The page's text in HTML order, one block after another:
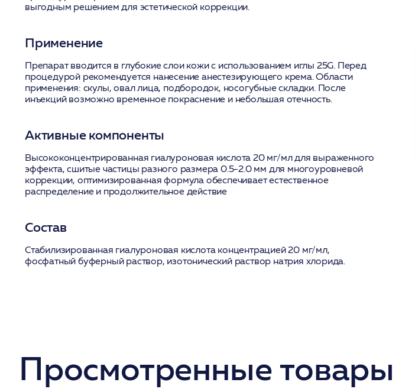
выгодным решением для эстетической коррекции.
Применение
Препарат вводится в глубокие слои кожи с использованием иглы 25G. Перед
процедурой рекомендуется нанесение анестезирующего крема. Области
применения: скулы, овал лица, подбородок, носогубные складки. После
инъекций возможно временное покраснение и небольшая отечность.
Активные компоненты
Высококонцентрированная гиалуроновая кислота 20 мг/мл для выраженного
эффекта,сшитые частицы разного размера 0.5-2.0 мм для многоуровневой
коррекции, оптимизированная формула обеспечивает естественное
распределение и продолжительное действие
Состав
Стабилизированная гиалуроновая кислота концентрацией 20 мг/мл,
фосфатный буферный раствор, изотонический раствор натрия хлорида.
Просмотренные товары